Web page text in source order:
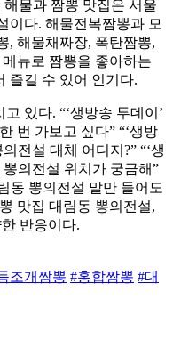
해물과 짬뽕 맛집은 서울
이다. 해물전복짬뽕과 모
, 해물채짜장, 폭탄짬뽕,
뉴로 짬뽕을 좋아하는
즐길 수 있어 인기다.
있다. “‘생방송 투데이’
번 가보고 싶다” “‘생방
전설 대체 어디지?” “‘생
의전설 위치가 궁금해”
동 뽕의전설 말만 들어도
맛집 대림동 뽕의전설,
반응이다.
조개짬뽕 #홍합짬뽕 #대